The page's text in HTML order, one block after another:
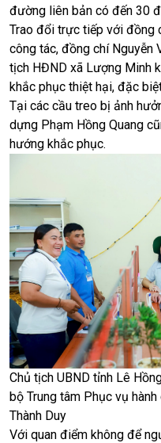
đường liên bản có đến 30
Trao đổi trực tiếp với đồng
công tác, đồng chí Nguyễn
tịch HĐND xã Lượng Minh
khắc phục thiệt hại, đặc
Tại các cầu treo bị ảnh
dựng Phạm Hồng Quang
hướng khắc phục.
Chủ tịch UBND tỉnh Lê
bộ Trung tâm Phục vụ
Thành Duy
Với quan điểm không để